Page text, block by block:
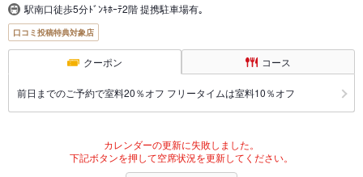
駅南口徒歩5分ﾄﾞﾝｷﾎｰﾃ2階 提携駐車場有｡
口コミ投稿特典対象店
クーポン コース
前日までのご予約で室料20％オフ フリータイムは室料10％オフ
カレンダーの更新に失敗しました。
下記ボタンを押して空席状況を更新してください。